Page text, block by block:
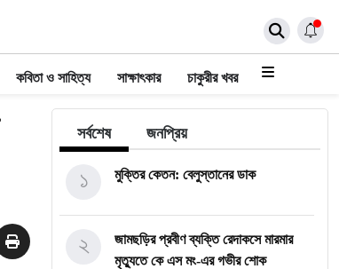
কবিতা ও সাহিত্য সাক্ষাৎকার চাকুরীর খবর
সর্বশেষ জনপ্রিয়
মুক্তির কেতন: বেলুস্তানের ডাক
১
জামছড়ির প্রবীণ ব্যক্তি রেদাকসে মারমার
মৃত্যুতে কে এস মং-এর গভীর শোক
২